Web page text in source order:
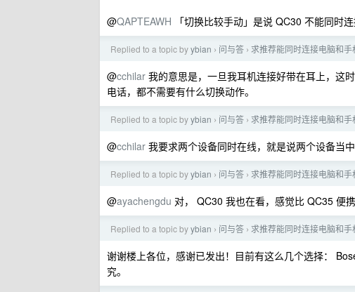
@QAPTEAWH 「切换比较手动」是说 QC30 不能同时
Replied to a topic byybian › 问与答 › 求推荐能同时连接电脑和手
@cchilar 我的意思是，一旦我耳机连接好带在耳上，这
电话，都不需要有什么切换动作。
Replied to a topic byybian › 问与答 › 求推荐能同时连接电脑和手
@cchilar 我要求两个设备同时在线，就是说两个设备当
Replied to a topic byybian › 问与答 › 求推荐能同时连接电脑和手
@ayachengdu 对， QC30 我也在看，感觉比 QC35 便
Replied to a topic byybian › 问与答 › 求推荐能同时连接电脑和手
谢谢楼上各位，感谢已发出！目前有这么几个选择：
究。